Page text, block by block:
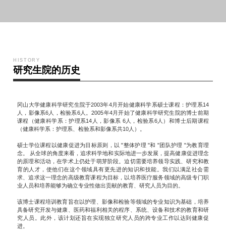
HISTORY
研究生院的历史
冈山大学健康科学研究生院于2003年4月开始健康科学系硕士课程：护理系14
人，影像系6人，检验系6人。2005年4月开始了健康科学研究生院的博士前期
课程（健康科学系：护理系14人，影像系 6人，检验系6人）和博士后期课程
（健康科学系：护理系、检验系和影像系共10人）。
硕士学位课程以健康促进为目标原则，以 "整体护理 "和 "团队护理 "为教育理
念。 从全球的角度来看，追求科学地和实际地进一步发展，提高健康促进理念
的原理和活动，在学术上仍处于萌芽阶段。迫切需要培养领导实践、研究和教
育的人才，使他们在这个领域具有更先进的知识和技能。我们以满足社会需
求、追求这一理念的高级教育课程为目标，以培养医疗服务领域的高级专门职
业人员和培养能够为确立专业性做出贡献的教育、研究人员为目的。
该博士课程培训教育旨在以护理、影像和检验等领域的专业知识为基础，培养
具备研究开发与健康、医药和福利相关的程序、系统、设备和技术的教育和研
究人员。此外，该计划还旨在实现独立研究人员的跨专业工作以达到健康促
进。